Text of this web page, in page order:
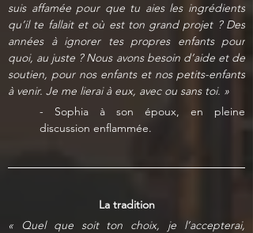
suis affamée pour que tu aies les ingrédients
qu’il te fallait et où est ton grand projet ? Des
années à ignorer tes propres enfants pour
quoi, au juste ? Nous avons besoin d’aide et de
soutien, pour nos enfants et nos petits-enfants
à venir. Je me lierai à eux, avec ou sans toi. »
- Sophia à son époux, en pleine
discussion enflammée.
La tradition
« Quel que soit ton choix, je l’accepterai,